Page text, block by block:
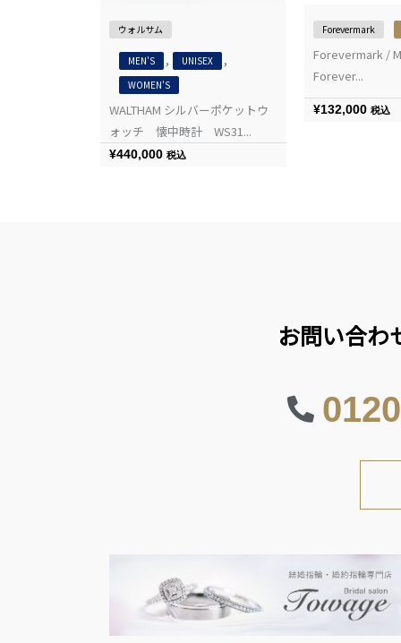
ウォルサム
MEN'S , UNISEX ,
WOMEN'S
WALTHAM シルバーポケットウ
ォッチ 懐中時計 WS31...
¥440,000 税込
Forevermark
Forevermark /
Forever...
¥132,000 税込
お問い合わ